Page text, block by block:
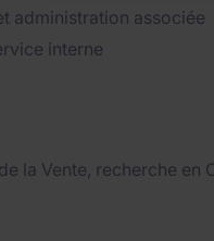
administration associée
interne
la Vente, recherche en